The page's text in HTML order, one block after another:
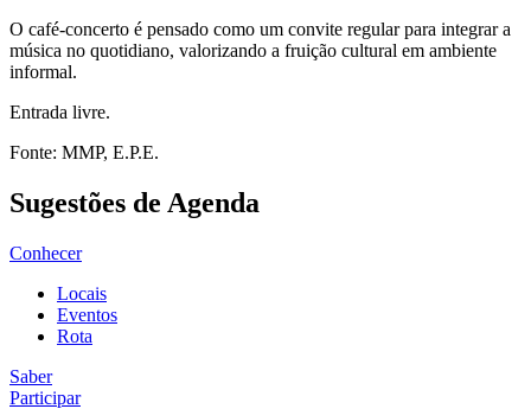
O café-concerto é pensado como um convite regular para integrar a
música no quotidiano, valorizando a fruição cultural em ambiente
informal.
Entrada livre.
Fonte: MMP, E.P.E.
Sugestões de Agenda
Conhecer
Locais
Eventos
Rota
Saber
Participar